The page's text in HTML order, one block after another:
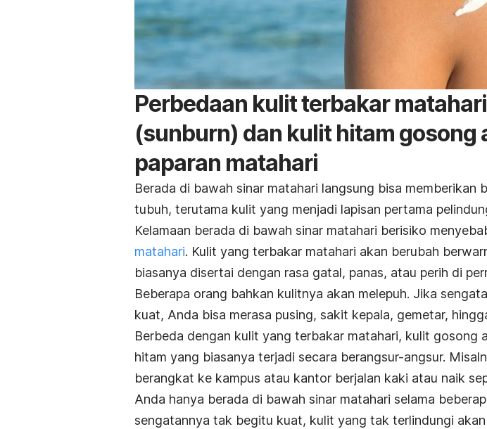
Perbedaan kulit terbakar matahari
(sunburn) dan kulit hitam gosong
paparan matahari
Berada di bawah sinar matahari langsung bisa memberikan
tubuh, terutama kulit yang menjadi lapisan pertama
Kelamaan berada di bawah sinar matahari berisiko
matahari. Kulit yang terbakar matahari akan berubah
biasanya disertai dengan rasa gatal, panas, atau perih di
Beberapa orang bahkan kulitnya akan melepuh. Jika
kuat, Anda bisa merasa pusing, sakit kepala, gemetar,
Berbeda dengan kulit yang terbakar matahari, kulit gosong
hitam yang biasanya terjadi secara berangsur-angsur.
berangkat ke kampus atau kantor berjalan kaki atau naik
Anda hanya berada di bawah sinar matahari selama
sengatannya tak begitu kuat, kulit yang tak terlindungi